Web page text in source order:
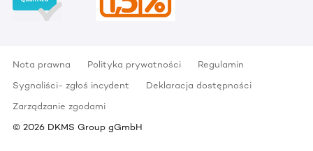
Nota prawna Polityka prywatności
Regulamin
Sygnaliści- zgłoś incydent
Deklaracja dostępności
Zarządzanie zgodami
© 2026 DKMS Group gGmbH